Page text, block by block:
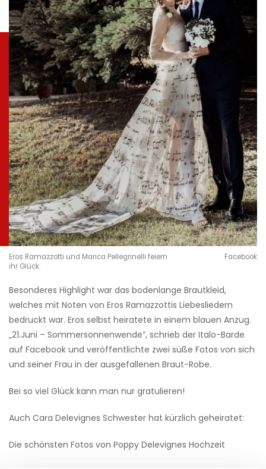
Eros Ramazzotti und Marica Pellegrinelli feiern
ihr Glück.
Facebook
Besonderes Highlight war das bodenlange Brautkleid,
welches mit Noten von Eros Ramazzottis Liebesliedern
bedruckt war. Eros selbst heiratete in einem blauen Anzug.
„21.Juni – Sommersonnenwende”, schrieb der Italo-Barde
auf Facebook und veröffentlichte zwei süße Fotos von sich
und seiner Frau in der ausgefallenen Braut-Robe.
Bei so viel Glück kann man nur gratulieren!
Auch Cara Delevignes Schwester hat kürzlich geheiratet:
Die schönsten Fotos von Poppy Delevignes Hochzeit